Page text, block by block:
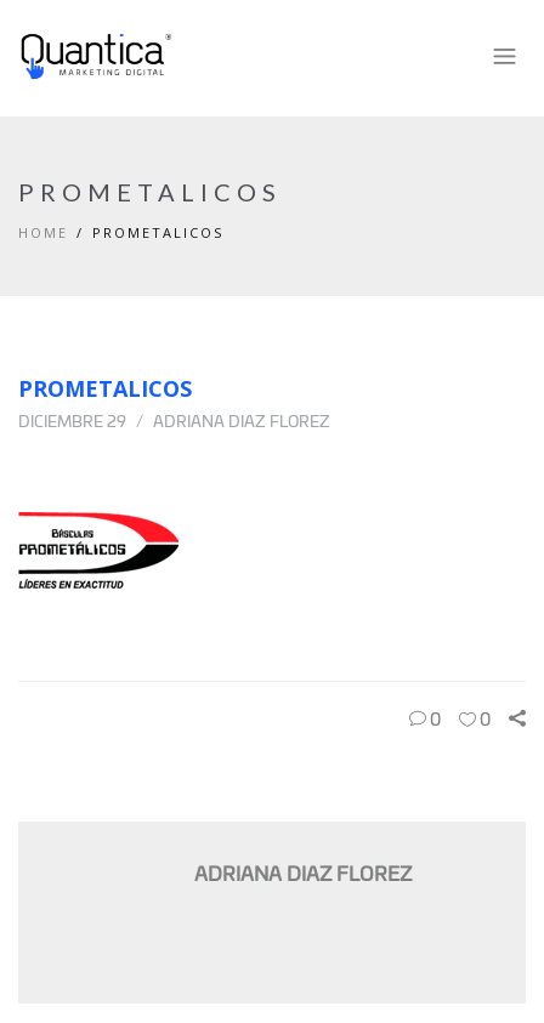
PROMETALICOS
HOME PROMETALICOS
PROMETALICOS
DICIEMBRE 29 ADRIANA DIAZ FLOREZ
0 0
ADRIANA DIAZ FLOREZ